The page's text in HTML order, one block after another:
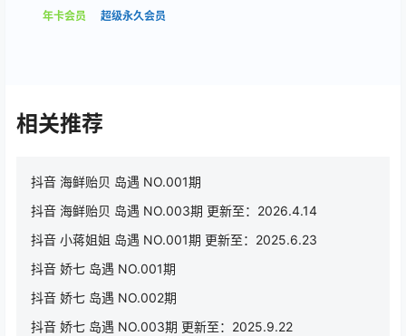
年卡会员
超级永久会员
相关推荐
抖音 海鲜贻贝 岛遇 NO.001期
抖音 海鲜贻贝 岛遇 NO.003期 更新至：2026.4.14
抖音 小蒋姐姐 岛遇 NO.001期 更新至：2025.6.23
抖音 娇七 岛遇 NO.001期
抖音 娇七 岛遇 NO.002期
抖音 娇七 岛遇 NO.003期 更新至：2025.9.22